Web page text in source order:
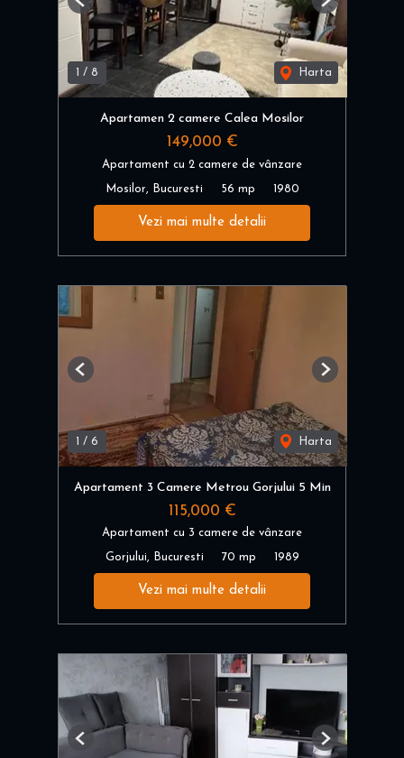
1 / 8 Harta
Previous Next
Apartamen 2 camere Calea Mosilor
149,000 €
Apartament cu 2 camere de vânzare
Mosilor, Bucuresti 56 mp 1980
Vezi mai multe detalii
1 / 6 Harta
Previous Next
Apartament 3 Camere Metrou Gorjului 5 Min
115,000 €
Apartament cu 3 camere de vânzare
Gorjului, Bucuresti 70 mp 1989
Vezi mai multe detalii
Previous Next